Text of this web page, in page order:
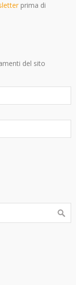
prima di
del sito